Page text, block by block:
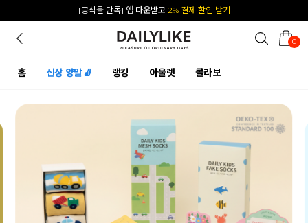
카카오 플친 추가하면1천원 즉시 할인 쿠폰
0
홈 신상 양말🧦 랭킹 아울렛 콜라보